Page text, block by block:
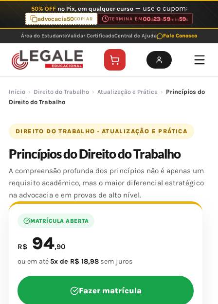
o
conteúdo
50% OFFno Pix, em qualquer curso— use o cupom:
advocacia50COPIAR TERMINA EM00d23h59min59s
Área do EstudanteValidar CertificadoCentral de Ajuda Fale Conosco
Início › Direito do Trabalho › Atualização e Prática › Princípios do
Direito do Trabalho
DIREITO DO TRABALHO · ATUALIZAÇÃO E PRÁTICA
Princípios do Direito do Trabalho
A compreensão profunda dos princípios não é apenas um
requisito acadêmico, mas o maior diferencial estratégico
na advocacia e em provas de alto nível.
MATRÍCULA ABERTA
R$ 94,90
ou em até 5x de R$ 18,98 sem juros
Fazer matrícula